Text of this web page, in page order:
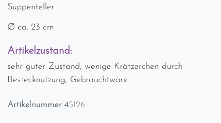
Suppenteller
Ø ca. 23 cm
Artikelzustand:
sehr guter Zustand, wenige Krätzerchen durch
Bestecknutzung, Gebrauchtware
Artikelnummer 45126